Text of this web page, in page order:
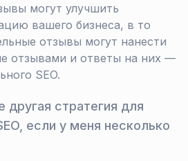
могут улучшить
вашего бизнеса, в то
отзывы могут нанести
отзывами и ответы на них —
SEO.
другая стратегия для
если у меня несколько